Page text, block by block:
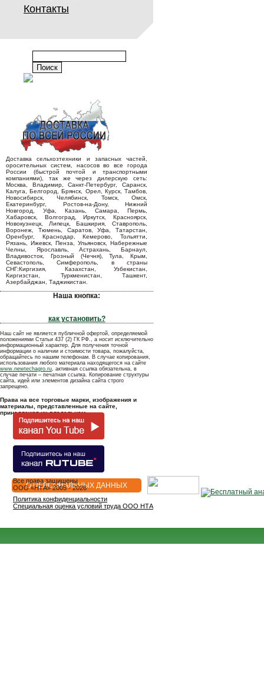
Контакты
Доставка сельхозтехники и запасных частей,
оросительных систем, насосов во все города
России (быстрой почтой и транспортными
компаниями), так же через дилерскую сеть:
Москва, Владимир, Санкт-Петербург, Саранск,
Калуга, Белгород, Брянск, Орел, Курск, Тамбов,
Новосибирск, Челябинск, Томск, Омск,
Екатеринбург, Ростов-на-Дону, Нижний
Новгород, Уфа, Казань, Самара, Пермь,
Хабаровск, Волгоград, Иркутск, Красноярск,
Новокузнецк, Липецк, Башкирия, Ставрополь,
Воронеж, Тюмень, Саратов, Уфа, Татарстан,
Оренбург, Краснодар, Кемерово, Тольятти,
Рязань, Ижевск, Пенза, Ульяновск, Набережные
Челны, Ярославль, Астрахань, Барнаул,
Владивосток, Грозный (Чечня), Тула, Крым,
Севастополь, Симферополь, в страны
СНГ:Киргизия, Казахстан, Узбекистан,
Киргизстан, Туркменистан, Ташкент,
Азербайджан, Таджикистан.
Наша кнопка:
как установить?
Наш сайт не является публичной офертой, определяемой
положениями Статьи 437 (2) ГК РФ., а носит исключительно
информационный характер. Для получения точной
информации о наличии и стоимости товара, пожалуйста,
обращайтесь по нашим телефонам. В случае копирования,
использования любого материала находящегося на сайте
www.newtechagro.ru, активная ссылка обязательна, в
случае печати – печатная ссылка. Копирование структуры
сайта, идей или элементов дизайна сайта строго
запрещено.
Права на все торговые марки, изображения и
материалы, представленные на сайте,
принадлежат их владельцам.
О ПЕРСОНАЛЬНЫХ ДАННЫХ
Все права защищены
OOO «НТА» 2005 - 2026
Политика конфиденциальности
Специальная оценка условий труда ООО НТА